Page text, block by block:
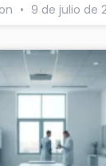
9 de julio de